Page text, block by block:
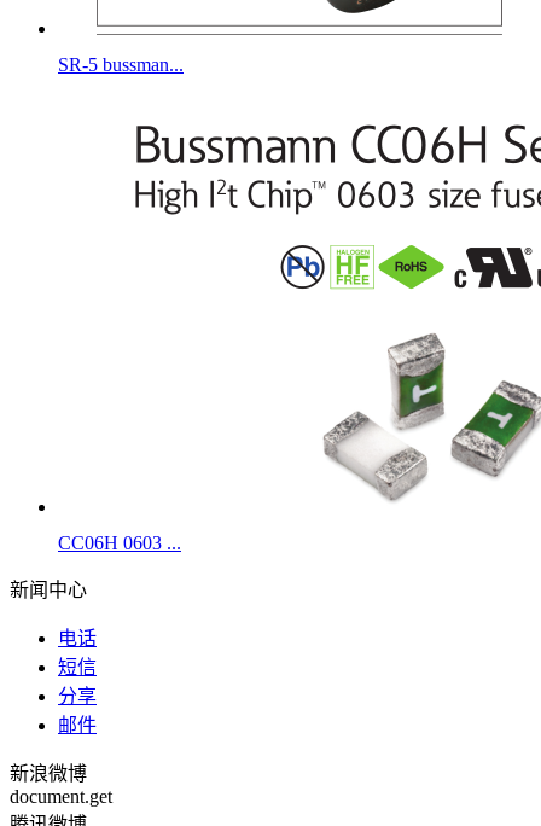
SR-5 bussman...
CC06H 0603 ...
新闻中心
电话
短信
分享
邮件
新浪微博
document.get